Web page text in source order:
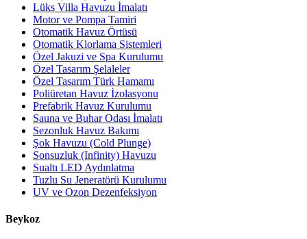
Lüks Villa Havuzu İmalatı
Motor ve Pompa Tamiri
Otomatik Havuz Örtüsü
Otomatik Klorlama Sistemleri
Özel Jakuzi ve Spa Kurulumu
Özel Tasarım Şelaleler
Özel Tasarım Türk Hamamı
Poliüretan Havuz İzolasyonu
Prefabrik Havuz Kurulumu
Sauna ve Buhar Odası İmalatı
Sezonluk Havuz Bakımı
Şok Havuzu (Cold Plunge)
Sonsuzluk (Infinity) Havuzu
Sualtı LED Aydınlatma
Tuzlu Su Jeneratörü Kurulumu
UV ve Ozon Dezenfeksiyon
Beykoz